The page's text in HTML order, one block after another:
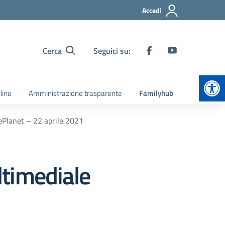
Accedi
Cerca Seguici su:
Amministrazione trasparente Familyhub
– 22 aprile 2021